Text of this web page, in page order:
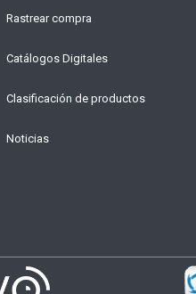
Rastrear compra
Catálogos Digitales
Clasificación de productos
Noticias